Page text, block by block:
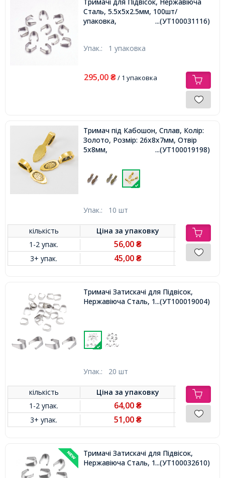
Сталь, 5.5х5х2.5мм, 100шт/
упаковка,
...(УТ100031116)
Упак.: 1 упаковка
295,00 ₴/ 1 упаковка
Тримач під Кабошон, Сплав, Колір:
Золото, Розмір: 26х8х7мм, Отвір
5х8мм,
...(УТ100019198)
Упак.: 10 шт
кількість Ціна заупаковку
1-2 упак.
56,00₴
3+ упак. 45,00₴
Тримачі Затискачі для Підвісок,
Нержавіюча Сталь, 10х8.5х5мм
...(УТ100019004)
Упак.: 20 шт
кількість Ціна заупаковку
1-2 упак.
64,00₴
3+ упак. 51,00₴
Тримачі Затискачі для Підвісок,
Нержавіюча Сталь, 10х8.5х5мм
...(УТ100032610)